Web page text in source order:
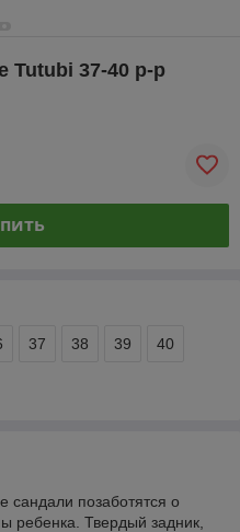
Tutubi 37-40 р-р
37 38 39 40
сандали позаботятся о
ребенка. Твердый задник,